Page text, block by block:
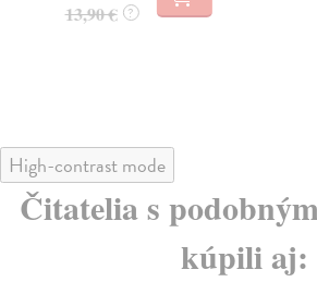
13,90 € ?
High-contrast mode
Čitatelia s
kúpili aj: